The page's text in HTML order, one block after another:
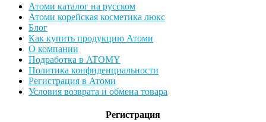
Атоми каталог на русском
Атоми корейская косметика люкс
Блог
Как купить продукцию Атоми
О компании
Подработка в ATOMY
Политика конфиденциальности
Регистрация в Атоми
Условия возврата и обмена товара
Регистрация